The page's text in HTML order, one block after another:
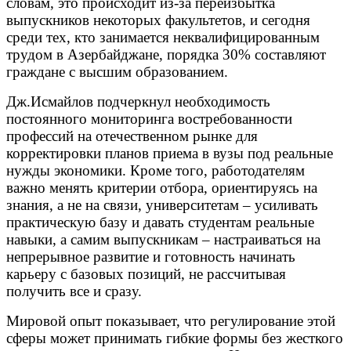
выпускников некоторых факультетов, и сегодня
среди тех, кто занимается неквалифицированным
трудом в Азербайджане, порядка 30% составляют
граждане с высшим образованием.
Дж.Исмайлов подчеркнул необходимость
постоянного мониторинга востребованности
профессий на отечественном рынке для
корректировки планов приема в вузы под реальные
нужды экономики. Кроме того, работодателям
важно менять критерии отбора, ориентируясь на
знания, а не на связи, университетам – усиливать
практическую базу и давать студентам реальные
навыки, а самим выпускникам – настраиваться на
непрерывное развитие и готовность начинать
карьеру с базовых позиций, не рассчитывая
получить все и сразу.
Мировой опыт показывает, что регулирование этой
сферы может принимать гибкие формы без жесткого